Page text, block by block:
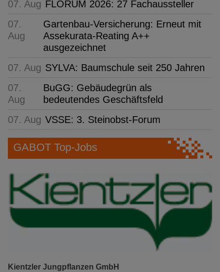
07. Aug FLORUM 2026: 27 Fachaussteller
07.
Aug
Gartenbau-Versicherung: Erneut mit
Assekurata-Reating A++
ausgezeichnet
07. Aug SYLVA: Baumschule seit 250 Jahren
07.
Aug
BuGG: Gebäudegrün als
bedeutendes Geschäftsfeld
07. Aug VSSE: 3. Steinobst-Forum
GABOT Top-Jobs
Kientzler Jungpflanzen GmbH